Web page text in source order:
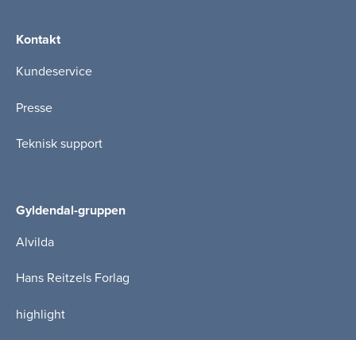
Kontakt
Kundeservice
Presse
Teknisk support
Gyldendal-gruppen
Alvilda
Hans Reitzels Forlag
highlight